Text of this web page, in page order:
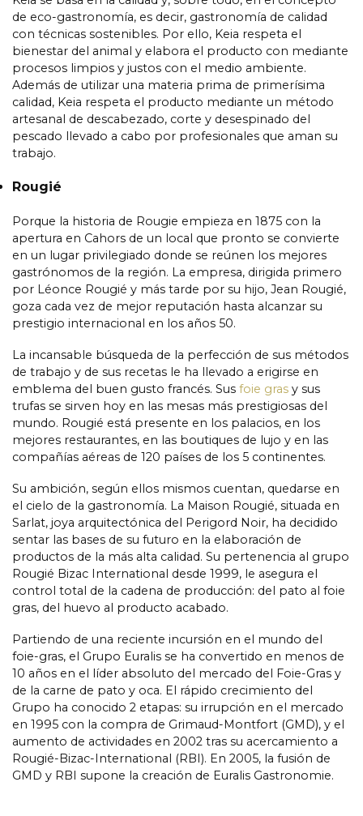
de eco-gastronomía, es decir, gastronomía de calidad
con técnicas sostenibles. Por ello, Keia respeta el
bienestar del animal y elabora el producto con mediante
procesos limpios y justos con el medio ambiente.
Además de utilizar una materia prima de primerísima
calidad, Keia respeta el producto mediante un método
artesanal de descabezado, corte y desespinado del
pescado llevado a cabo por profesionales que aman su
trabajo.
Rougié
Porque la historia de Rougie empieza en 1875 con la
apertura en Cahors de un local que pronto se convierte
en un lugar privilegiado donde se reúnen los mejores
gastrónomos de la región. La empresa, dirigida primero
por Léonce Rougié y más tarde por su hijo, Jean Rougié,
goza cada vez de mejor reputación hasta alcanzar su
prestigio internacional en los años 50.
La incansable búsqueda de la perfección de sus métodos
de trabajo y de sus recetas le ha llevado a erigirse en
emblema del buen gusto francés. Sus foie gras y sus
trufas se sirven hoy en las mesas más prestigiosas del
mundo. Rougié está presente en los palacios, en los
mejores restaurantes, en las boutiques de lujo y en las
compañías aéreas de 120 países de los 5 continentes.
Su ambición, según ellos mismos cuentan, quedarse en
el cielo de la gastronomía. La Maison Rougié, situada en
Sarlat, joya arquitectónica del Perigord Noir, ha decidido
sentar las bases de su futuro en la elaboración de
productos de la más alta calidad. Su pertenencia al grupo
Rougié Bizac International desde 1999, le asegura el
control total de la cadena de producción: del pato al foie
gras, del huevo al producto acabado.
Partiendo de una reciente incursión en el mundo del
foie-gras, el Grupo Euralis se ha convertido en menos de
10 años en el líder absoluto del mercado del Foie-Gras y
de la carne de pato y oca. El rápido crecimiento del
Grupo ha conocido 2 etapas: su irrupción en el mercado
en 1995 con la compra de Grimaud-Montfort (GMD), y el
aumento de actividades en 2002 tras su acercamiento a
Rougié-Bizac-International (RBI). En 2005, la fusión de
GMD y RBI supone la creación de Euralis Gastronomie.